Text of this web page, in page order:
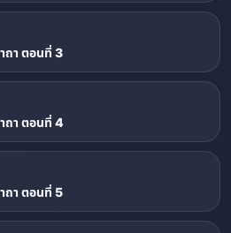
ถา ตอนที่ 3
ถา ตอนที่ 4
ถา ตอนที่ 5